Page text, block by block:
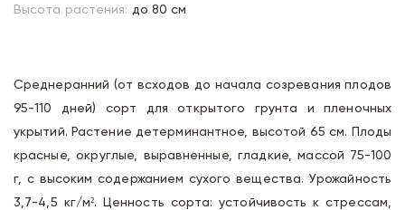
Высота растения: до 80 см
Среднеранний (от всходов до начала созревания плодов
95-110 дней) сорт для открытого грунта и пленочных
укрытий. Растение детерминантное, высотой 65 см. Плоды
красные, округлые, выравненные, гладкие, массой 75-100
г, с высоким содержанием сухого вещества. Урожайность
3,7-4,5 кг/м². Ценность сорта: устойчивость к стрессам,